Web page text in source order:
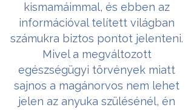
kismamáimmal, és ebben az
információval telített világban
számukra biztos pontot jelenteni.
Mivel a megváltozott
egészségügyi törvények miatt
sajnos a magánorvos nem lehet
jelen az anyuka szülésénél, én